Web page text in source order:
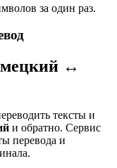
за один раз.
↔
тексты и
и обратно. Сервис
перевода и